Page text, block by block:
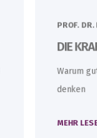
PROF. DR.
DIE
Warum
denken
MEHR